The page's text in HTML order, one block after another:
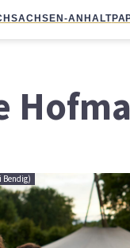
SACHSEN-ANHALT
Bendig)